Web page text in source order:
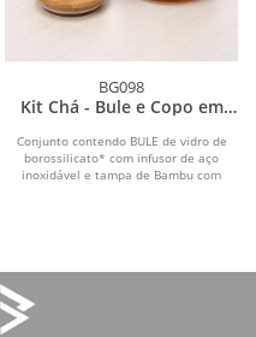
BG098
Kit Chá - Bule e Copo em
Conjunto contendo BULE de vidro de
borossilicato* com infusor de aço
inoxidável e tampa de Bambu com